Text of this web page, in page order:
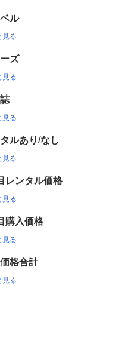
ル
見る
ズ
見る
見る
ルあり/なし
見る
レンタル価格
見る
購入価格
見る
格合計
見る